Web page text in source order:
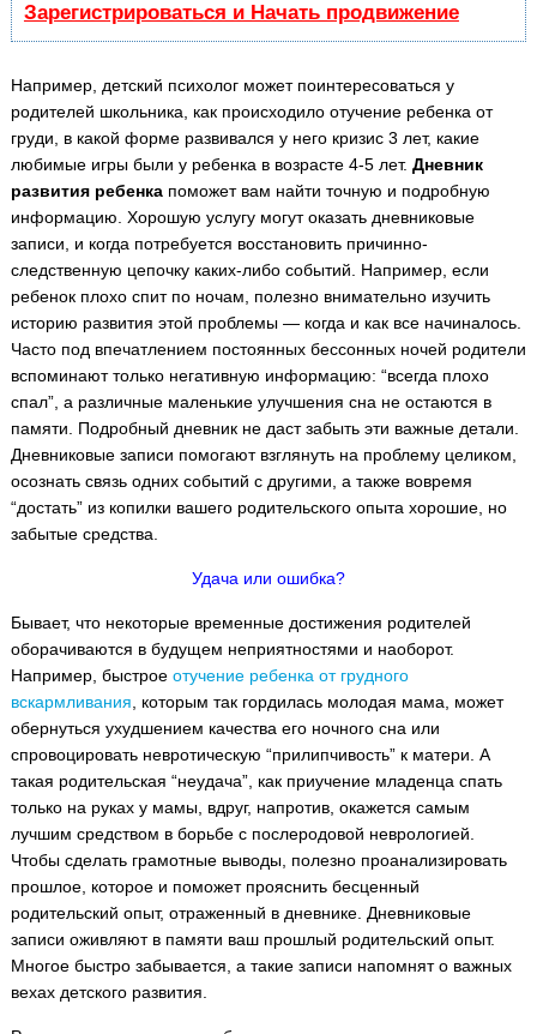
Зарегистрироваться и Начать продвижение
Например, детский психолог может поинтересоваться у
родителей школьника, как происходило отучение ребенка от
груди, в какой форме развивался у него кризис 3 лет, какие
любимые игры были у ребенка в возрасте 4-5 лет. Дневник
развития ребенкапоможет вам найти точную и подробную
информацию. Хорошую услугу могут оказать дневниковые
записи, и когда потребуется восстановить причинно-
следственную цепочку каких-либо событий. Например, если
ребенок плохо спит по ночам, полезно внимательно изучить
историю развития этой проблемы — когда и как все начиналось.
Часто под впечатлением постоянных бессонных ночей родители
вспоминают только негативную информацию: “всегда плохо
спал”, а различные маленькие улучшения сна не остаются в
памяти. Подробный дневник не даст забыть эти важные детали.
Дневниковые записи помогают взглянуть на проблему целиком,
осознать связь одних событий с другими, а также вовремя
“достать” из копилки вашего родительского опыта хорошие, но
забытые средства.
Удача или ошибка?
Бывает, что некоторые временные достижения родителей
оборачиваются в будущем неприятностями и наоборот.
Например, быстрое отучение ребенка от грудного
вскармливания , которым так гордилась молодая мама, может
обернуться ухудшением качества его ночного сна или
спровоцировать невротическую “прилипчивость” к матери. А
такая родительская “неудача”, как приучение младенца спать
только на руках у мамы, вдруг, напротив, окажется самым
лучшим средством в борьбе с послеродовой неврологией.
Чтобы сделать грамотные выводы, полезно проанализировать
прошлое, которое и поможет прояснить бесценный
родительский опыт, отраженный в дневнике. Дневниковые
записи оживляют в памяти ваш прошлый родительский опыт.
Многое быстро забывается, а такие записи напомнят о важных
вехах детского развития.